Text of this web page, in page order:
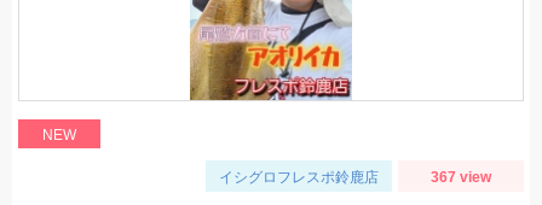
NEW
イシグロフレスポ鈴鹿店 367 view